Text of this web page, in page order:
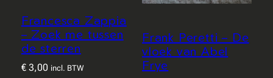
Francesca Zappia
– Zoek me tussen
de sterren
€3,00 incl. BTW
Frank Peretti – De
vloek van Abel
Frye